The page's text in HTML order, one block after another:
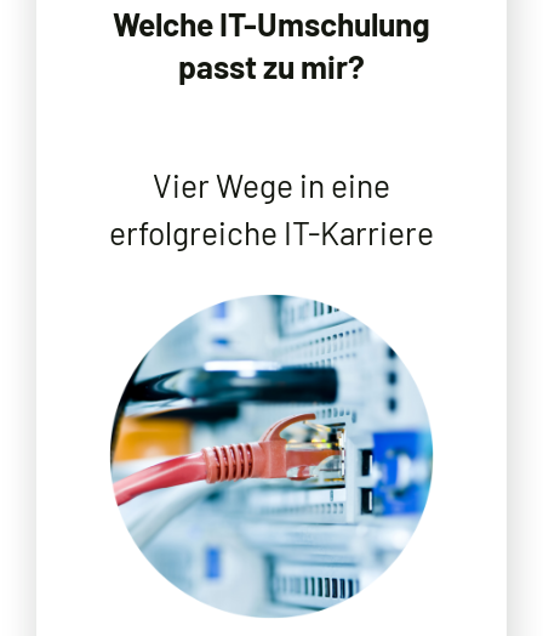
Welche IT-Umschulung
passt zu mir?
Vier Wege in eine
erfolgreiche IT-Karriere